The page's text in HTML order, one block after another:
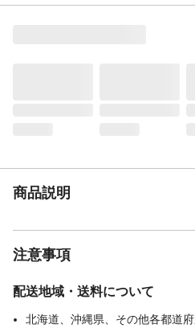
商品説明
注意事項
配送地域・送料について
北海道、沖縄県、その他各都道